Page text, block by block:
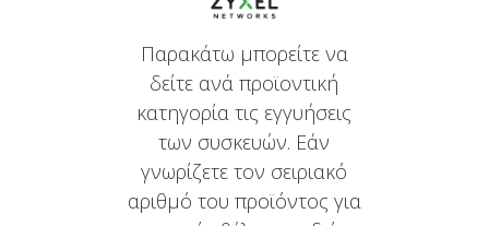
Παρακάτω μπορείτε να
δείτε ανά προϊοντική
κατηγορία τις εγγυήσεις
των συσκευών. Εάν
γνωρίζετε τον σειριακό
αριθμό του προϊόντος για